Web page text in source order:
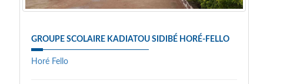
GROUPE SCOLAIRE KADIATOU SIDIBÉ HORÉ-FELLO
Horé Fello